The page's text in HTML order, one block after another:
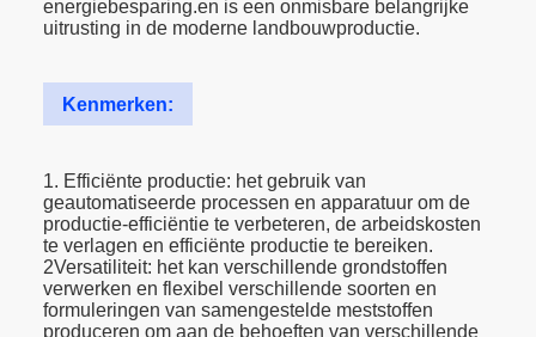
energiebesparing.en is een onmisbare belangrijke
uitrusting in de moderne landbouwproductie.
Kenmerken:
1. Efficiënte productie: het gebruik van
geautomatiseerde processen en apparatuur om de
productie-efficiëntie te verbeteren, de arbeidskosten
te verlagen en efficiënte productie te bereiken.
2Versatiliteit: het kan verschillende grondstoffen
verwerken en flexibel verschillende soorten en
formuleringen van samengestelde meststoffen
produceren om aan de behoeften van verschillende